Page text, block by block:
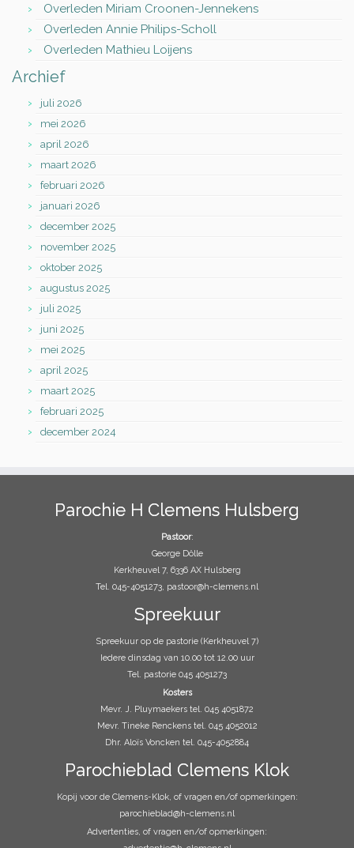
Overleden Miriam Croonen-Jennekens
Overleden Annie Philips-Scholl
Overleden Mathieu Loijens
Archief
juli 2026
mei 2026
april 2026
maart 2026
februari 2026
januari 2026
december 2025
november 2025
oktober 2025
augustus 2025
juli 2025
juni 2025
mei 2025
april 2025
maart 2025
februari 2025
december 2024
Parochie H Clemens Hulsberg
Pastoor:
George Dölle
Kerkheuvel 7, 6336 AX Hulsberg
Tel. 045-4051273, pastoor@h-clemens.nl
Spreekuur
Spreekuur op de pastorie (Kerkheuvel 7)
Iedere dinsdag van 10.00 tot 12.00 uur
Tel. pastorie 045 4051273
Kosters
Mevr. J. Pluymaekers tel. 045 4051872
Mevr. Tineke Renckens tel. 045 4052012
Dhr. Aloïs Voncken tel. 045-4052884
Parochieblad Clemens Klok
Kopij voor de Clemens-Klok, of vragen en/of opmerkingen:
parochieblad@h-clemens.nl
Advertenties, of vragen en/of opmerkingen: